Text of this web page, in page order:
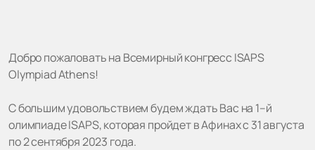
Добро пожаловать на Всемирный конгресс ISAPS
Olympiad Athens!
С большим удовольствием будем ждать Вас на 1–й
олимпиаде ISAPS, которая пройдет в Афинах с 31 августа
по 2 сентября 2023 года.